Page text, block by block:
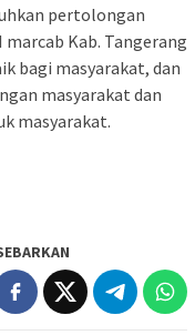
pertolongan
Kab. Tangerang
bagi masyarakat, dan
masyarakat dan
masyarakat.